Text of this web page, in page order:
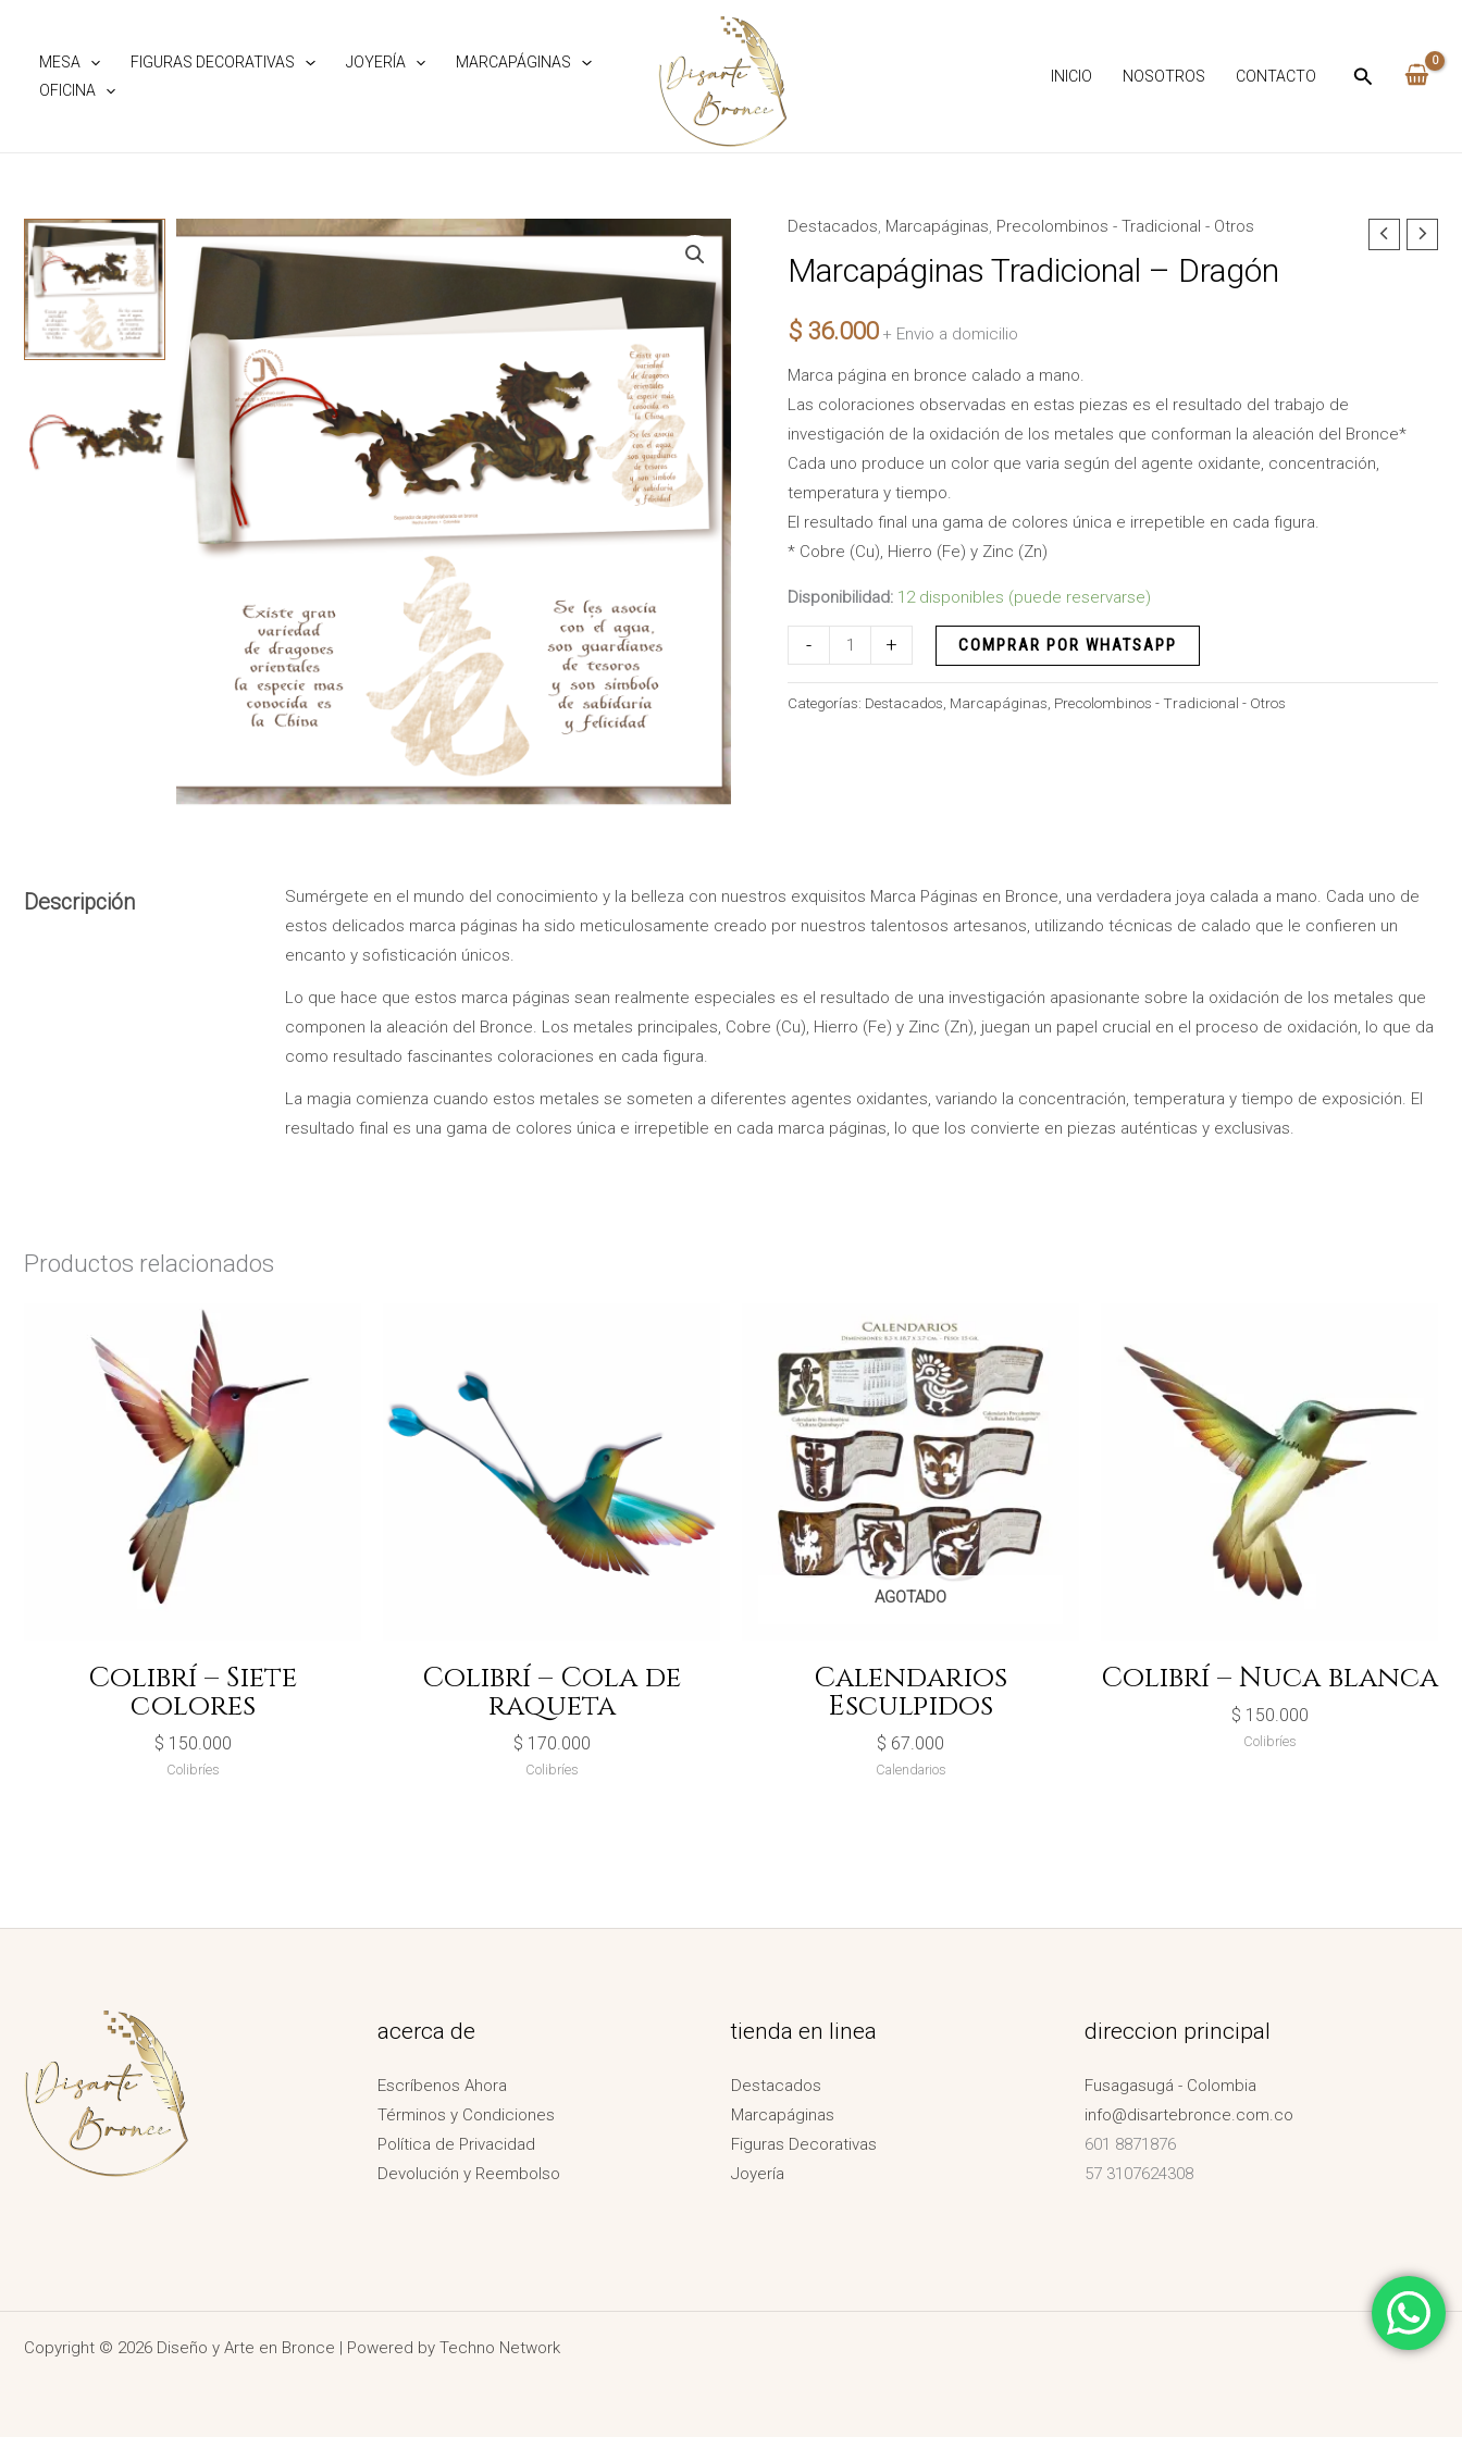
contenido
MESA FIGURAS DECORATIVAS JOYERÍA
MARCAPÁGINAS
OFICINA
INICIO NOSOTROS CONTACTO
Destacados, Marcapáginas, Precolombinos - Tradicional - Otros
Marcapáginas Tradicional – Dragón
$ 36.000 + Envio a domicilio
Marca página en bronce calado a mano.
Las coloraciones observadas en estas piezas es el resultado del trabajo de
investigación de la oxidación de los metales que conforman la aleación del Bronce*
Cada uno produce un color que varia según del agente oxidante, concentración,
temperatura y tiempo.
El resultado final una gama de colores única e irrepetible en cada figura.
* Cobre (Cu), Hierro (Fe) y Zinc (Zn)
Disponibilidad: 12 disponibles (puede reservarse)
-
Marcapáginas
Tradicional
Dragón
+ COMPRAR POR WHATSAPP
Categorías: Destacados, Marcapáginas, Precolombinos - Tradicional - Otros
Descripción
Sumérgete en el mundo del conocimiento y la belleza con nuestros exquisitos Marca Páginas en Bronce, una verdadera joya calada a mano. Cada uno de
estos delicados marca páginas ha sido meticulosamente creado por nuestros talentosos artesanos, utilizando técnicas de calado que le confieren un
encanto y sofisticación únicos.
Lo que hace que estos marca páginas sean realmente especiales es el resultado de una investigación apasionante sobre la oxidación de los metales que
componen la aleación del Bronce. Los metales principales, Cobre (Cu), Hierro (Fe) y Zinc (Zn), juegan un papel crucial en el proceso de oxidación, lo que da
como resultado fascinantes coloraciones en cada figura.
La magia comienza cuando estos metales se someten a diferentes agentes oxidantes, variando la concentración, temperatura y tiempo de exposición. El
resultado final es una gama de colores única e irrepetible en cada marca páginas, lo que los convierte en piezas auténticas y exclusivas.
Productos relacionados
Colibrí – Siete
colores
$ 150.000
Colibríes
Colibrí – Cola de
raqueta
$ 170.000
Colibríes
AGOTADO
Calendarios
Esculpidos
$ 67.000
Calendarios
Colibrí – Nuca blanca
$ 150.000
Colibríes
acerca de
Escríbenos Ahora
Términos y Condiciones
Política de Privacidad
Devolución y Reembolso
tienda en linea
Destacados
Marcapáginas
Figuras Decorativas
Joyería
direccion principal
Fusagasugá - Colombia
info@disartebronce.com.co
601 8871876
57 3107624308
Copyright © 2026 Diseño y Arte en Bronce | Powered by Techno Network